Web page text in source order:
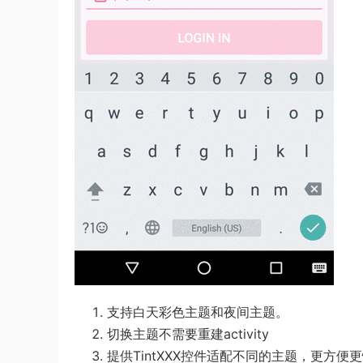
支持白天彩色主题和夜间主题。
切换主题不需要重建activity
提供TintXXX控件适配不同的主题，更方便